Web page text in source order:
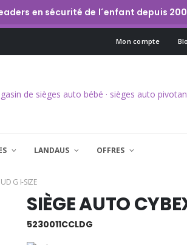
en sécurité de l´enfant depuis
Mon compte
LANDAUS OFFRES
G I-SIZE
SIÈGE AUTO
5230011CCLDG